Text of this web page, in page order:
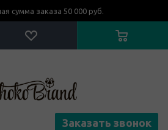
сумма заказа 50 000 руб.
Заказать звонок